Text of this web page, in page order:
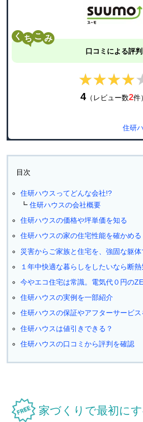
く こ
口コミによる評判
4 （レビュー数2件）
住研
目次
住研ハウスってどんな会社!?
住研ハウスの会社概要
住研ハウスの価格や坪単価を知る
住研ハウスの家の住宅性能を確かめる
災害からご家族と住宅を、強固な躯体
１年中快適な暮らしをしたいなら断
今やエコ住宅は常識。電気代０円の
住研ハウスの実例を一部紹介
住研ハウスの保証やアフターサービス
住研ハウスは値引きできる？
住研ハウスの口コミから評判を確認